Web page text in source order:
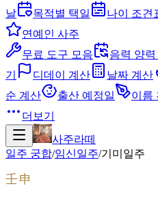
날
목적별 택일 나이 조견
연예인 사주
무료 도구 모음
음력 양
기
디데이 계산 날짜 계산
순 계산
출산 예정일 이름
더보기
사주라떼
일주 궁합/임신일주/기미 일주
壬申